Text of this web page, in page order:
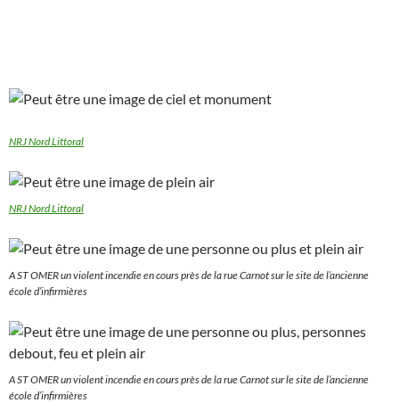
NRJ Nord Littoral
NRJ Nord Littoral
A ST OMER un violent incendie en cours près de la rue Carnot sur le site de l’ancienne
école d’infirmières
A ST OMER un violent incendie en cours près de la rue Carnot sur le site de l’ancienne
école d’infirmières